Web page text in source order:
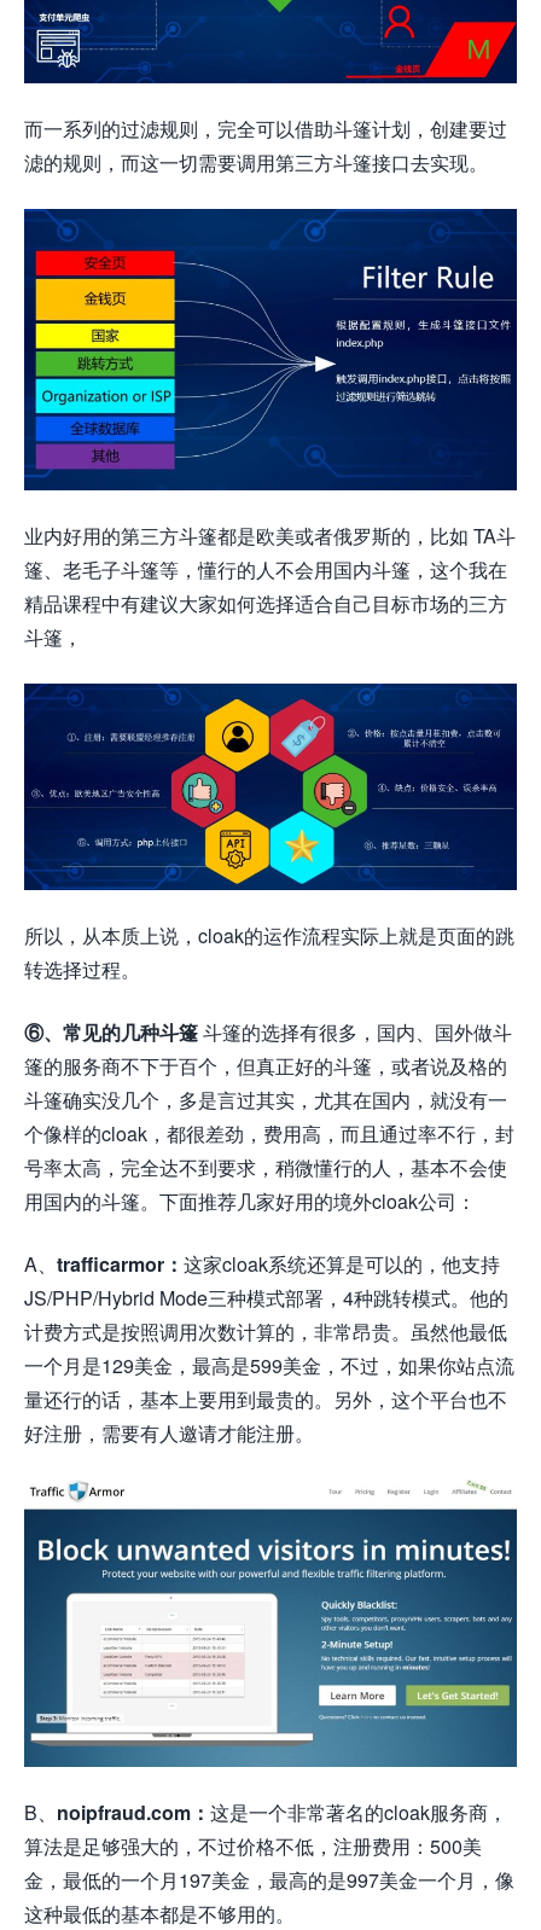
而一系列的过滤规则，完全可以借助斗篷计划，创建要过
滤的规则，而这一切需要调用第三方斗篷接口去实现。
业内好用的第三方斗篷都是欧美或者俄罗斯的，比如 TA斗
篷、老毛子斗篷等，懂行的人不会用国内斗篷，这个我在
精品课程中有建议大家如何选择适合自己目标市场的三方
斗篷，
所以，从本质上说，cloak的运作流程实际上就是页面的跳
转选择过程。
⑥、常见的几种斗篷斗篷的选择有很多，国内、国外做斗
篷的服务商不下于百个，但真正好的斗篷，或者说及格的
斗篷确实没几个，多是言过其实，尤其在国内，就没有一
个像样的cloak，都很差劲，费用高，而且通过率不行，封
号率太高，完全达不到要求，稍微懂行的人，基本不会使
用国内的斗篷。下面推荐几家好用的境外cloak公司：
A、 trafficarmor： 这家cloak系统还算是可以的，他支持
JS/PHP/Hybrid Mode三种模式部署，4种跳转模式。他的
计费方式是按照调用次数计算的，非常昂贵。虽然他最低
一个月是129美金，最高是599美金，不过，如果你站点流
量还行的话，基本上要用到最贵的。另外，这个平台也不
好注册，需要有人邀请才能注册。
B、 noipfraud.com： 这是一个非常著名的cloak服务商，
算法是足够强大的，不过价格不低，注册费用：500美
金，最低的一个月197美金，最高的是997美金一个月，像
这种最低的基本都是不够用的。